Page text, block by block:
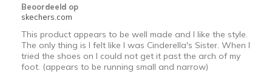
View On Shoes
Beoordeeld op
skechers.com
This product appears to be well made and I like the style.
The only thing is I felt like I was Cinderella's Sister. When I
tried the shoes on I could not get it past the arch of my
foot. (appears to be running small and narrow)